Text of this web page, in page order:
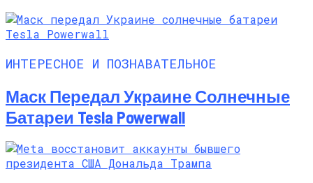
ИНТЕРЕСНОЕ И ПОЗНАВАТЕЛЬНОЕ
Маск Передал Украине Солнечные
Батареи Tesla Powerwall